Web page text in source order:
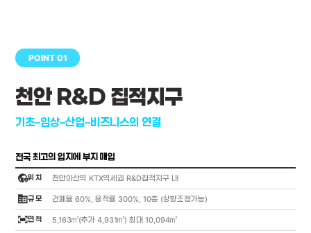
POINT 01
천안 R&D 집적지구
기초–임상–산업–비즈니스의 연결
전국 최고의 입지에 부지 매입
globe_location_pin위 치 천안아산역 KTX역세권 R&D집적지구 내
corporate_fare규 모 건폐율 60%, 용적률 300%, 10층 (상향조정가능)
fit_screen면 적 5,163㎡(추가 4,931㎡) 최대 10,094㎡